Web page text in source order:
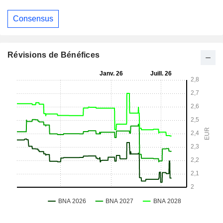
Consensus
Révisions de Bénéfices